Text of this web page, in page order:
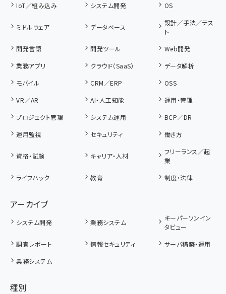
IoT／組み込み
システム開発 OS
ミドルウェア データベース
設計／手法／テス
ト
開発言語
開発ツール
Web開発
業務アプリ
クラウド（SaaS）
データ解析
モバイル
CRM／ERP
OSS
VR／AR
AI・人工知能
運用・管理
プロジェクト管理
システム運用
BCP／DR
運用監視
セキュリティ 働き方
資格・試験 キャリア・人材
フリーランス／起
業
ライフハック
教育 制度・法律
アーカイブ
システム開発 業務システム
キーパーソンイン
タビュー
調査レポート
情報セキュリティ
サーバ構築・運用
業務システム
種別